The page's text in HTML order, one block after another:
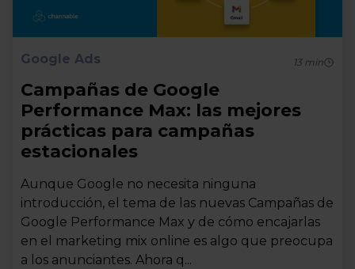
Google Ads 13min
Campañas de Google
Performance Max: las mejores
prácticas para campañas
estacionales
Aunque Google no necesita ninguna
introducción, el tema de las nuevas Campañas de
Google Performance Max y de cómo encajarlas
en el marketing mix online es algo que preocupa
a los anunciantes. Ahora q...